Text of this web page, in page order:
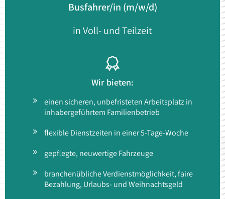
Busfahrer/in (m/w/d)
in Voll- und Teilzeit
Wir bieten:
einen sicheren, unbefristeten Arbeitsplatz in
inhabergeführtem Familienbetrieb
flexible Dienstzeiten in einer 5-Tage-Woche
gepflegte, neuwertige Fahrzeuge
branchenübliche Verdienstmöglichkeit, faire
Bezahlung, Urlaubs- und Weihnachtsgeld